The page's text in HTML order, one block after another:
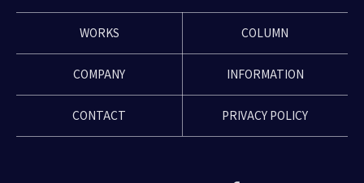
WORKS COLUMN
COMPANY INFORMATION
CONTACT PRIVACY POLICY